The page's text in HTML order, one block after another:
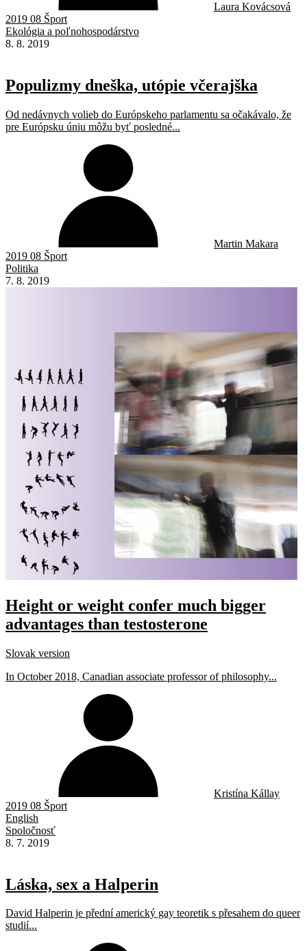
Laura Kovácsová
2019 08 Šport
Ekológia a poľnohospodárstvo
8. 8. 2019
Populizmy dneška, utópie včerajška
Od nedávnych volieb do Európskeho parlamentu sa očakávalo, že
pre Európsku úniu môžu byť posledné...
Martin Makara
2019 08 Šport
Politika
7. 8. 2019
Height or weight confer much bigger
advantages than testosterone
Slovak version
In October 2018, Canadian associate professor of philosophy...
Kristína Kállay
2019 08 Šport
English
Spoločnosť
8. 7. 2019
Láska, sex a Halperin
David Halperin je přední americký gay teoretik s přesahem do queer
studií...